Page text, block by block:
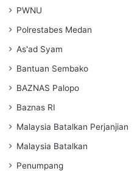
PWNU
Polrestabes Medan
As'ad Syam
Bantuan Sembako
BAZNAS Palopo
Baznas RI
Malaysia Batalkan Perjanjian
Malaysia Batalkan
Penumpang